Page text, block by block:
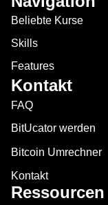
Beliebte Kurse
Skills
Features
Kontakt
FAQ
BitUcator werden
Bitcoin Umrechner
Kontakt
Ressourcen